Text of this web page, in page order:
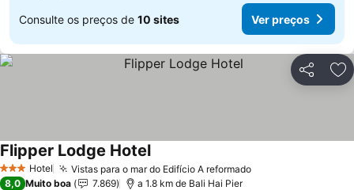
Consulte os preços de 10 sites Ver preços
Partilhar
3 EstrelasHotel Vistas para o mar do Edifício A reformadoVer preços
Flipper Lodge HotelVer preços
8,0 Muito boa 7.869 a 1.8 km de Bali Hai Pier